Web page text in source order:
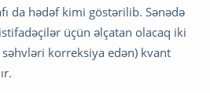
da hədəf kimi göstərilib. Sənədə
üçün əlçatan olacaq iki
səhvləri korreksiya edən) kvant